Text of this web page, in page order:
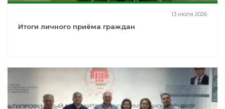
13 июля 2026
Итоги личного приёма граждан